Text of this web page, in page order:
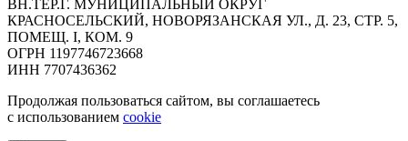
ВН.ТЕР.Г. МУНИЦИПАЛЬНЫЙ ОКРУГ
КРАСНОСЕЛЬСКИЙ, НОВОРЯЗАНСКАЯ УЛ., Д. 23, СТР. 5,
ПОМЕЩ. I, КОМ. 9
ОГРН 1197746723668
ИНН 7707436362
Продолжая пользоваться сайтом, вы соглашаетесь
с использованием cookie